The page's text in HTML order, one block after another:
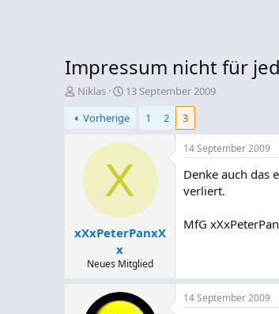
Impressum nicht für
E
s
Niklas
E
s
e
l
t
m
13 September 2009
Vorherige
1 2 3
X
xXxPeterPanxX
x
Neues Mitglied
14 September 2009
Denke auch das
verliert.
MfG
14 September 2009